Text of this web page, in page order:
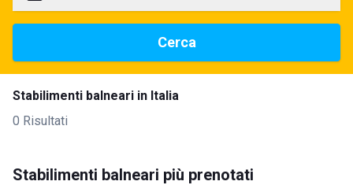
Cerca
Stabilimenti balneari in Italia
0 Risultati
Stabilimenti balneari più prenotati